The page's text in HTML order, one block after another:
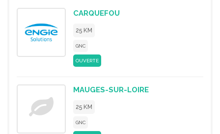
CARQUEFOU
25 KM
GNC
OUVERTE
MAUGES-SUR-LOIRE
25 KM
GNC